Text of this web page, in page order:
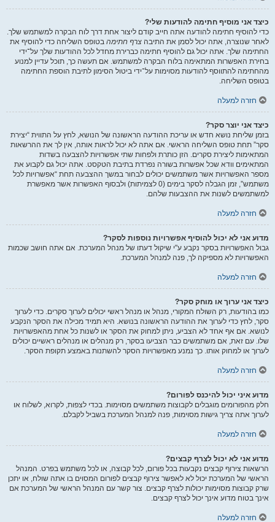
כיצד אני מוסיף חתימה להודעות שלי?
כדי להוסיף חתימה להודעה אתה חייב קודם ליצור אחת דרך לוח הבקרה למשתמש שלך.
לאחר שנוצרה, אתה יכול לסמן את התיבה צרף חתימה בטופס השליחה כדי להוסיף את
החתימה שלך. אתה יכול גם להוסיף חתימה כברירת מחדל לכל ההודעות שלך על־ידי
בחירת האפשרות המתאימה בלוח הבקרה למשתמש. אם תעשה כך, תוכל עדיין למנוע
מהחתימה להתווסף להודעות מסוימות על־ידי ביטול הסימון לתיבת הוספת החתימה
בטופס השליחה.
חזרה למעלה
כיצד אני יוצר סקר?
בזמן שליחת נושא חדש או עריכת ההודעה הראשונה של הנושא, לחץ על התווית “יצירת
סקר” תחת טופס השליחה הראשי. אם אתה לא יכול לראות אותה, אין לך את ההרשאות
המתאימות ליצירת סקרים. הזן כותרת ולפחות שתי אפשרויות להצבעה בשדות
המתאימים וודא שכל אפשרות בשורה נפרדת בתיבת הטקסט. אתה יכול גם לקבוע את
מספר האפשרויות אשר משתמשים יכולים לבחור במשך ההצבעה תחת “אפשרויות לכל
משתמש”, זמן הגבלה לסקר בימים (0 לצמיתות) ולבסוף האפשרות אשר מאפשרת
למשתמשים לשנות את ההצבעות שלהם.
חזרה למעלה
מדוע אני לא יכול להוסיף אפשרויות נוספות לסקר?
גבול האפשרויות בסקר נקבע ע"י שיקול דעתו של מנהל המערכת. אם אתה חושב שכמות
האפשרויות לא מספיקה לך, פנה למנהל המערכת.
חזרה למעלה
כיצד אני ערוך או מוחק סקר?
כמו בהודעות, רק השולח המקורי, מנהל או מנהל ראשי יכולים לערוך סקרים. כדי לערוך
סקר, לחץ כדי לערוך את ההודעה הראשונה בנושא. היא תמיד מכילה את הסקר הנקבע
לנושא. אם אף אחד לא הצביע, ניתן למחוק את הסקר או לשנות כל אחת מהאפשרויות
שלו. עם זאת, אם משתמשים כבר הצביעו בסקר, רק מנהלים או מנהלים ראשיים יכולים
לערוך או למחוק אותו. כך נמנע מאפשרויות הסקר להשתנות באמצע תקופת הסקר.
חזרה למעלה
מדוע איני יכול להיכנס לפורום?
חלק מהפורומים מוגבלים לקבוצות משתמשים מסוימות. בכדי לצפות, לקרוא, לשלוח או
לערוך אתה צריך גישות מסוימות, פנה למנהל המערכת בשביל לקבלם.
חזרה למעלה
מדוע אני לא יכול לצרף קבצים?
הרשאות צירוף קבצים נקבעות בכל פורום, לכל קבוצה, או לכל משתמש בפרט. המנהל
הראשי של המערכת יכול לא לאפשר צירוף קבצים לפורום המסוים בו אתה שולח, או יתכן
שרק קבוצות מסוימות יכולות לצרף קבצים. צור קשר עם המנהל הראשי של המערכת אם
אינך בטוח מדוע אינך יכול לצרף קבצים.
חזרה למעלה